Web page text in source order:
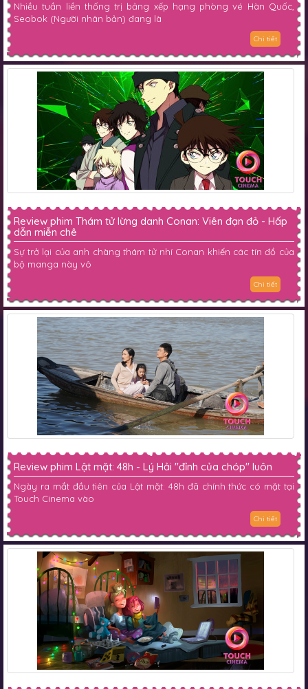
Nhiều tuần liền thống trị bảng xếp hạng phòng vé Hàn Quốc,
Seobok (Người nhân bản) đang là
Chi tiết
Review phim Thám tử lừng danh Conan: Viên đạn đỏ - Hấp
dẫn miễn chê
Sự trở lại của anh chàng thám tử nhí Conan khiến các tín đồ của
bộ manga này vô
Chi tiết
Review phim Lật mặt: 48h - Lý Hải "đỉnh của chóp" luôn
Ngày ra mắt đầu tiên của Lật mặt: 48h đã chính thức có mặt tại
Touch Cinema vào
Chi tiết